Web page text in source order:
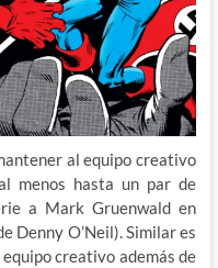
al equipo creativo
menos hasta un par de
a Mark Gruenwald en
Denny O’Neil). Similar es
creativo además de